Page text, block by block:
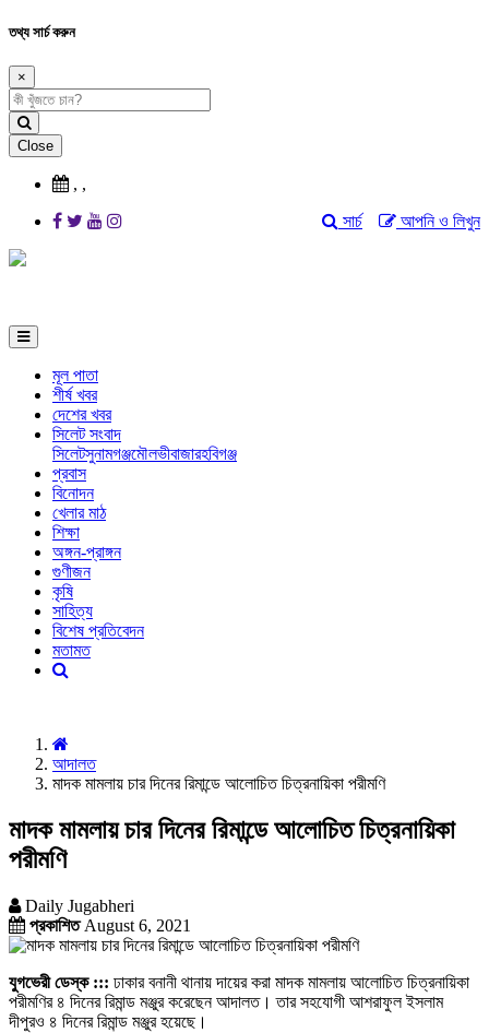
তথ্য সার্চ করুন
×
Close
, ,
আপনি ও লিখুন
সার্চ
মূল পাতা
শীর্ষ খবর
দেশের খবর
সিলেট সংবাদ
সিলেটসুনামগঞ্জমৌলভীবাজারহবিগঞ্জ
প্রবাস
বিনোদন
খেলার মাঠ
শিক্ষা
অঙ্গন-প্রাঙ্গন
গুণীজন
কৃষি
সাহিত্য
বিশেষ প্রতিবেদন
মতামত
আদালত
মাদক মামলায় চার দিনের রিমান্ডে আলোচিত চিত্রনায়িকা পরীমণি
মাদক মামলায় চার দিনের রিমান্ডে আলোচিত চিত্রনায়িকা
পরীমণি
Daily Jugabheri
প্রকাশিতAugust 6, 2021
যুগভেরী ডেস্ক ::: ঢাকার বনানী থানায় দায়ের করা মাদক মামলায় আলোচিত চিত্রনায়িকা
পরীমণির ৪ দিনের রিমান্ড মঞ্জুর করেছেন আদালত। তার সহযোগী আশরাফুল ইসলাম
দীপুরও ৪ দিনের রিমান্ড মঞ্জুর হয়েছে।